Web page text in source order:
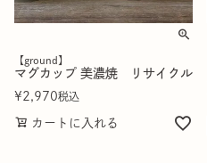
【ground】
マグカップ 美濃焼 リサイクル
¥2,970税込
カートに入れる